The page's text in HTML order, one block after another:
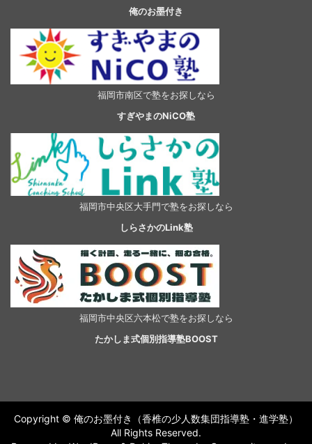
俺のお墨付き
福岡市南区で塾をお探しなら
すぎやまのNiCO塾
福岡市中央区大手門で塾をお探しなら
しらさかのLink塾
福岡市中央区六本松で塾をお探しなら
たかしま式個別指導塾BOOST
Copyright © 俺のお墨付き（香椎の少人数集団指導塾・進学塾）
All Rights Reserved.